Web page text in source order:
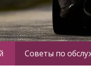
Советы по